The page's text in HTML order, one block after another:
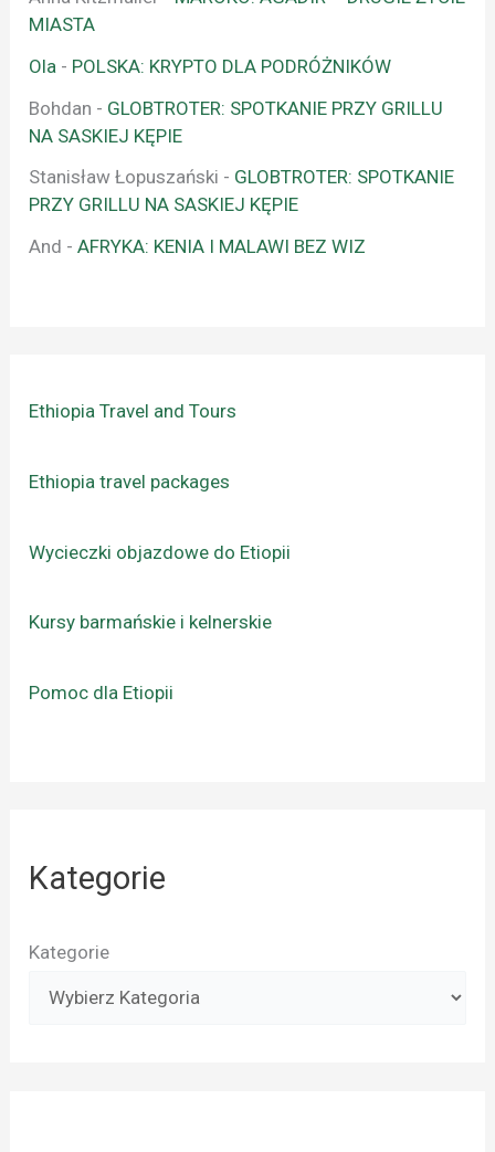
MIASTA
Ola - POLSKA: KRYPTO DLA PODRÓŻNIKÓW
Bohdan - GLOBTROTER: SPOTKANIE PRZY GRILLU
NA SASKIEJ KĘPIE
Stanisław Łopuszański - GLOBTROTER: SPOTKANIE
PRZY GRILLU NA SASKIEJ KĘPIE
And -AFRYKA: KENIA I MALAWI BEZ WIZ
Ethiopia Travel and Tours
Ethiopia travel packages
Wycieczki objazdowe do Etiopii
Kursy barmańskie i kelnerskie
Pomoc dla Etiopii
Kategorie
Kategorie